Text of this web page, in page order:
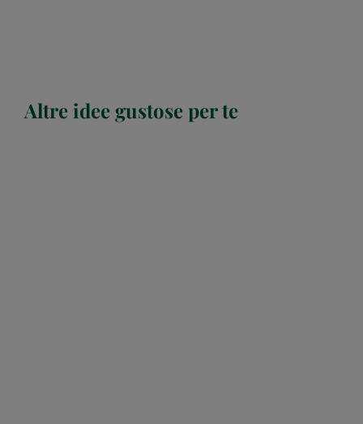
Altre idee gustose per te